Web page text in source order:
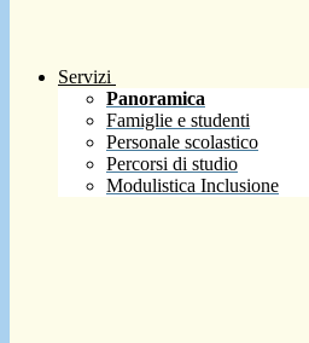
Servizi
Panoramica
Famiglie e studenti
Personale scolastico
Percorsi di studio
Modulistica Inclusione